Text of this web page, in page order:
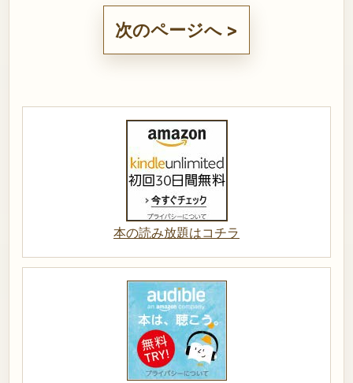
次のページへ >
本の読み放題はコチラ